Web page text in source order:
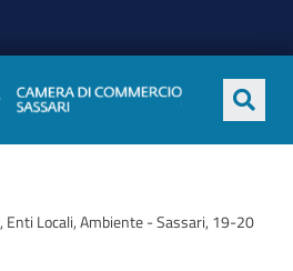
Enti Locali, Ambiente - Sassari, 19-20